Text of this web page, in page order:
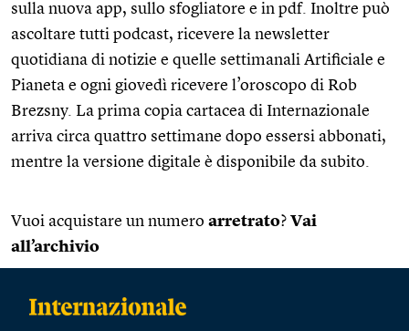
sulla nuova app, sullo sfogliatore e in pdf. Inoltre può
ascoltare tutti podcast, ricevere la newsletter
quotidiana di notizie e quelle settimanali Artificiale e
Pianeta e ogni giovedì ricevere l’oroscopo di Rob
Brezsny. La prima copia cartacea di Internazionale
arriva circa quattro settimane dopo essersi abbonati,
mentre la versione digitale è disponibile da subito.
Vuoi acquistare un numero arretrato? Vai
all’archivio